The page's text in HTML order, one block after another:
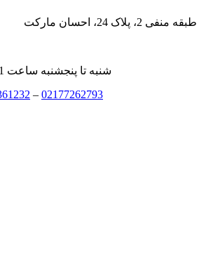
احسان مارکت
شنبه تا پنجشنبه ساعت 11 الی 20
02177262793
–